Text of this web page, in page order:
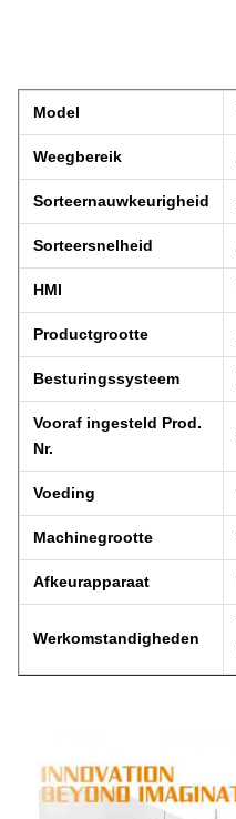
Model
Weegbereik
Sorteernauwkeurigheid
Sorteersnelheid
HMI
Productgrootte
Besturingssysteem
Vooraf ingesteld Prod.
Nr.
Voeding
Machinegrootte
Afkeurapparaat
Werkomstandigheden